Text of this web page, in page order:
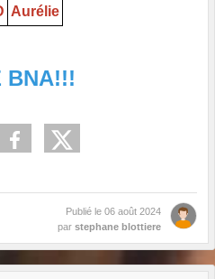
Aurélie
BNA!!!
Publié le 06 août 2024
par stephane blottiere